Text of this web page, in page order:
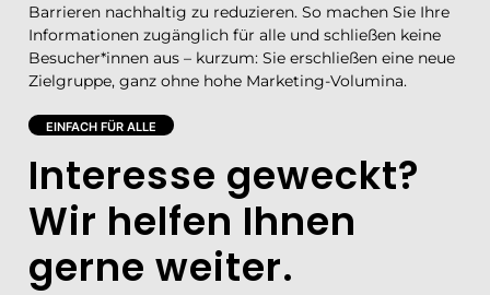
EINFACH FÜR ALLE
Interesse geweckt?
Wir helfen Ihnen
gerne weiter.​
Barrieren nachhaltig zu reduzieren. So machen Sie Ihre
Informationen zugänglich für alle und schließen keine
Besucher*innen aus – kurzum: Sie erschließen eine neue
Zielgruppe, ganz ohne hohe Marketing-Volumina.